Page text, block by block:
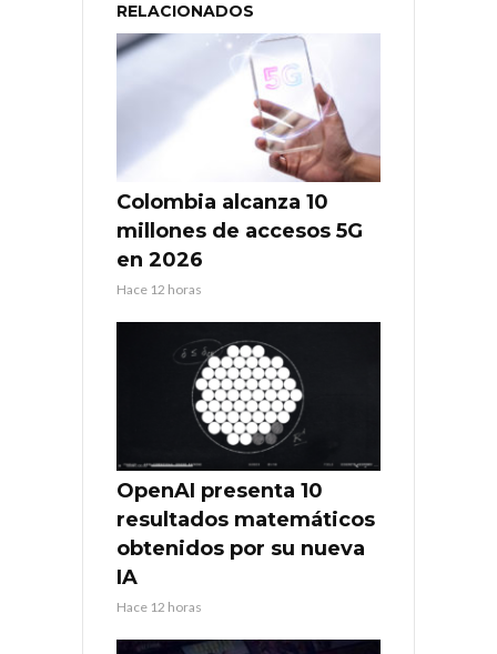
RELACIONADOS
Colombia alcanza 10
millones de accesos 5G
en 2026
Hace 12 horas
OpenAI presenta 10
resultados matemáticos
obtenidos por su nueva
IA
Hace 12 horas